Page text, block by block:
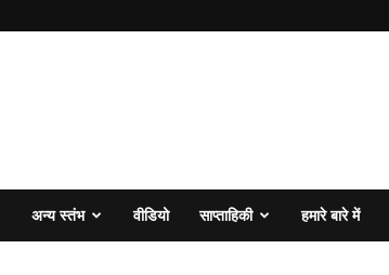
अन्य स्तंभ वीडियो साप्ताहिकी हमारे बारे में